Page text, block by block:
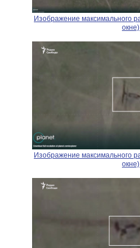
Изображение максимального
окне)
Изображение максимального
окне)